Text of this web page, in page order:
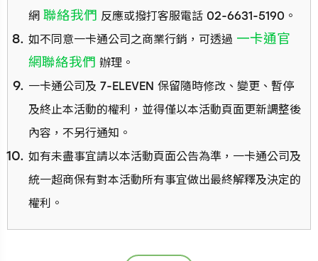
網 聯絡我們 反應或撥打客服電話 02-6631-5190。
如不同意一卡通公司之商業行銷，可透過 一卡通官
網聯絡我們 辦理。
一卡通公司及 7-ELEVEN 保留隨時修改、變更、暫停
及終止本活動的權利，並得僅以本活動頁面更新調整後
內容，不另行通知。
如有未盡事宜請以本活動頁面公告為準，一卡通公司及
統一超商保有對本活動所有事宜做出最終解釋及決定的
權利。